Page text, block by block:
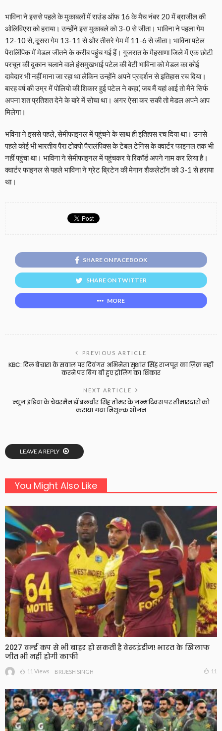
भाविना ने इससे पहले के मुकाबलों में राउंड ऑफ 16 के मैच नंबर 20 में ब्राजील की
ओलिविएरा को हराया। उन्होंने इस मुकाबले को 3-0 से जीता। भाविना ने पहला गेम
12-10 से, दूसरा गेम 13-11 से और तीसरे गेम में 11-6 से जीता। भाविना पटेल
पैरालिंपिक में मेडल जीतने के करीब पहुंच गई हैं। गुजरात के मैहसाणा जिले में एक छोटी
परचून की दुकान चलाने वाले हंसमुखभाई पटेल की बेटी भाविना को मेडल का कोई
दावेदार भी नहीं माना जा रहा था लेकिन उन्होंने अपने प्रदर्शन से इतिहास रच दिया।
बारह वर्ष की उम्र में पोलियो की शिकार हुई पटेल ने कहा,’ जब मैं यहां आई तो मैने सिर्फ
अपना शत प्रतिशत देने के बारे में सोचा था। अगर ऐसा कर सकी तो मेडल अपने आप
मिलेगा।
भविना ने इससे पहले, सेमीफाइनल में पहुंचने के साथ ही इतिहास रच दिया था। उनसे
पहले कोई भी भारतीय पैरा टोक्यो पैरालंपिक्स के टेबल टेनिस के क्वार्टर फाइनल तक भी
नहीं पहुंचा था। भाविना ने सेमीफाइनल में पहुंचकर ये रिकॉर्ड अपने नाम कर लिया है।
क्वार्टर फाइनल से पहले भाविना ने ग्रेट ब्रिटेन की मेगान शैकलेटॉन को 3-1 से हराया
था।
SHARE ON FACEBOOK
SHARE ON TWITTER
MORE
PREVIOUS ARTICLE
KBC: दिल बेचारा के सवाल पर दिवंगत अभिनेता सुशांत सिंह राजपूत का ज़िक्र नहीं
करने पर बिग बी हुए ट्रोलिंग का शिकार
NEXT ARTICLE
न्यूज इंडिया के चेयरमैन डॉ बलवीर सिंह तोमर के जन्मदिवस पर तीमारदारों को
कराया गया निशुल्क भोजन
LEAVE A REPLY
You Might Also Like
2027 वर्ल्ड कप से भी बाहर हो सकती है वेस्टइंडीज! भारत के खिलाफ
जीत भी नहीं होगी काफी
11 Views BRIJESH SINGH 11